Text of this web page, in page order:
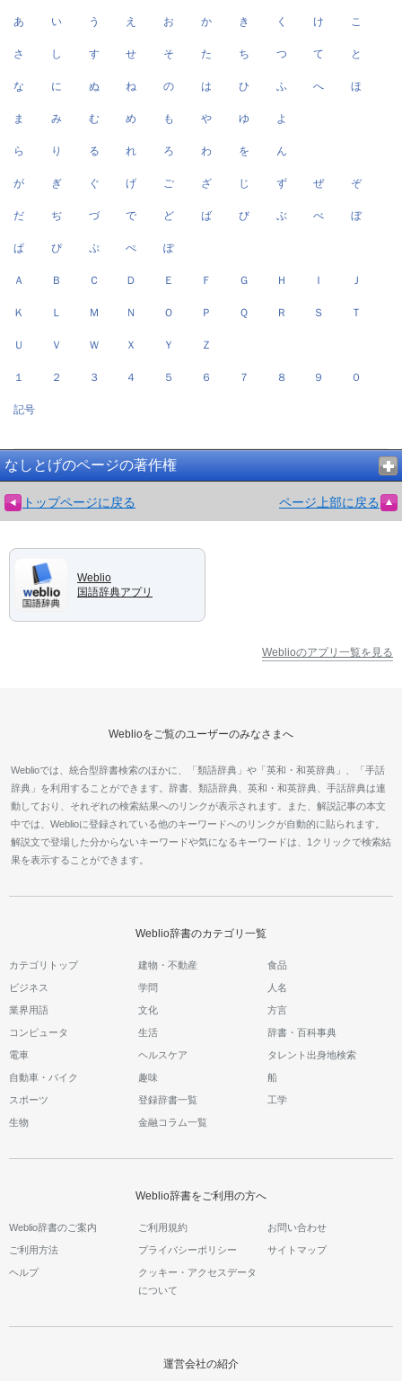
あ い う え お か き く け こ
さ し す せ そ た ち つ て と
な に ぬ ね の は ひ ふ へ ほ
ま み む め も や ゆ よ
ら り る れ ろ わ を ん
が ぎ ぐ げ ご ざ じ ず ぜ ぞ
だ ぢ づ で ど ば び ぶ べ ぼ
ぱ ぴ ぷ ぺ ぽ
Ａ Ｂ Ｃ Ｄ Ｅ Ｆ Ｇ Ｈ Ｉ Ｊ
Ｋ Ｌ Ｍ Ｎ Ｏ Ｐ Ｑ Ｒ Ｓ Ｔ
Ｕ Ｖ Ｗ Ｘ Ｙ Ｚ
１ ２ ３ ４ ５ ６ ７ ８ ９ ０
記号
なしとげのページの著作権
トップページに戻る ページ上部に戻る
Weblio
国語辞典アプリ
Weblioのアプリ一覧を見る
Weblioをご覧のユーザーのみなさまへ
Weblioでは、統合型辞書検索のほかに、「類語辞典」や「英和・和英辞典」、「手話
辞典」を利用することができます。辞書、類語辞典、英和・和英辞典、手話辞典は連
動しており、それぞれの検索結果へのリンクが表示されます。また、解説記事の本文
中では、Weblioに登録されている他のキーワードへのリンクが自動的に貼られます。
解説文で登場した分からないキーワードや気になるキーワードは、1クリックで検索結
果を表示することができます。
Weblio辞書のカテゴリ一覧
カテゴリトップ 建物・不動産 食品
ビジネス 学問 人名
業界用語 文化 方言
コンピュータ 生活 辞書・百科事典
電車 ヘルスケア タレント出身地検索
自動車・バイク 趣味 船
スポーツ 登録辞書一覧 工学
生物 金融コラム一覧
Weblio辞書をご利用の方へ
Weblio辞書のご案内 ご利用規約 お問い合わせ
ご利用方法 プライバシーポリシー サイトマップ
ヘルプ
クッキー・アクセスデータ
について
運営会社の紹介